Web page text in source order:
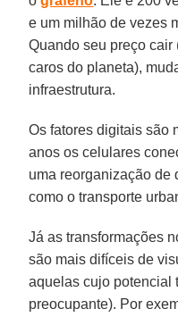
e um milhão de vezes
Quando seu preço
caros do planeta),
infraestrutura.
Os fatores digitais são
anos os celulares
uma reorganização de
como o transporte
Já as transformações
são mais difíceis de
aquelas cujo potencial
preocupante). Por